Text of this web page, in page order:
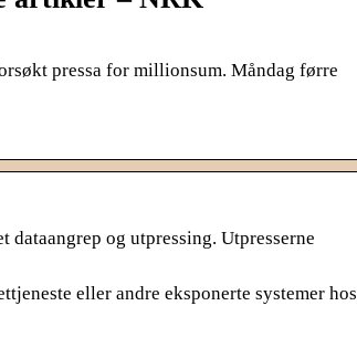
pressa for millionsum. Måndag førre
og utpressing. Utpresserne
eller andre eksponerte systemer hos